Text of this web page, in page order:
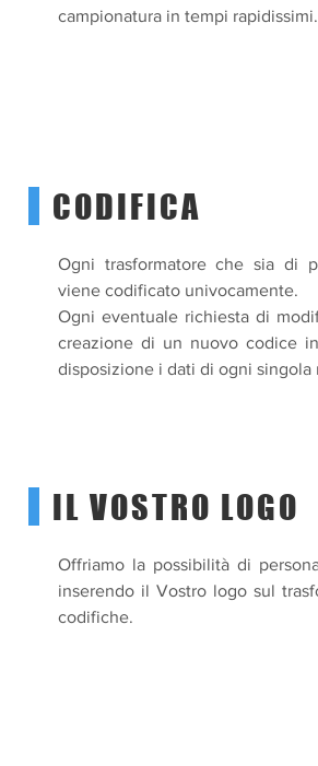
campionatura in tempi rapidissimi.
CODIFICA
Ogni trasformatore che sia di
viene codificato univocamente.
Ogni eventuale richiesta di
creazione di un nuovo codice
disposizione i dati di ogni singola
IL VOSTRO LOGO
Offriamo la possibilità di
inserendo il Vostro logo sul
codifiche.